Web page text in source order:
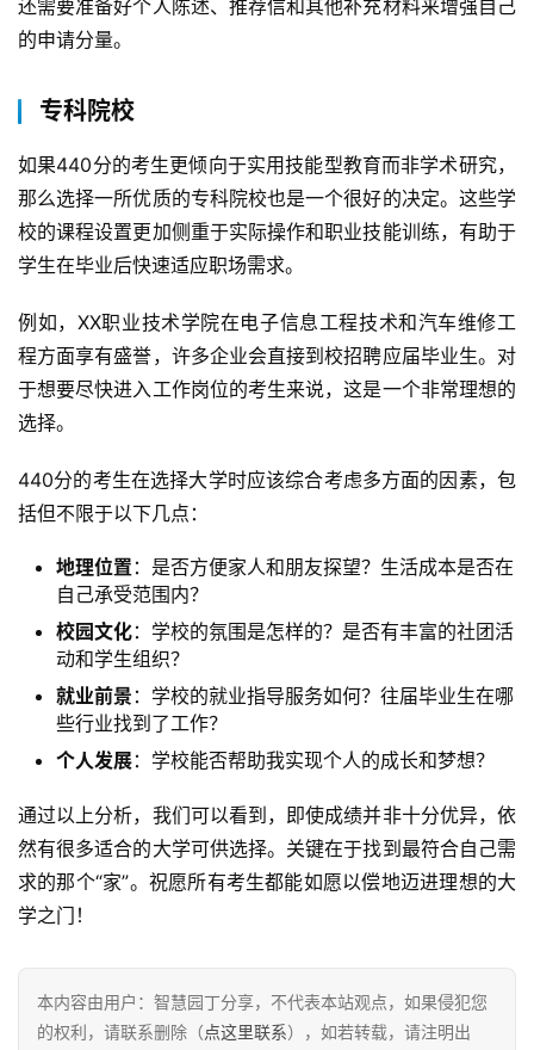
还需要准备好个人陈述、推荐信和其他补充材料来增强自己
的申请分量。
专科院校
如果440分的考生更倾向于实用技能型教育而非学术研究，
那么选择一所优质的专科院校也是一个很好的决定。这些学
校的课程设置更加侧重于实际操作和职业技能训练，有助于
学生在毕业后快速适应职场需求。
例如，XX职业技术学院在电子信息工程技术和汽车维修工
程方面享有盛誉，许多企业会直接到校招聘应届毕业生。对
于想要尽快进入工作岗位的考生来说，这是一个非常理想的
选择。
440分的考生在选择大学时应该综合考虑多方面的因素，包
括但不限于以下几点：
地理位置 ：是否方便家人和朋友探望？生活成本是否在
自己承受范围内？
校园文化：学校的氛围是怎样的？是否有丰富的社团活
动和学生组织？
就业前景 ：学校的就业指导服务如何？往届毕业生在哪
些行业找到了工作？
个人发展：学校能否帮助我实现个人的成长和梦想？
通过以上分析，我们可以看到，即使成绩并非十分优异，依
然有很多适合的大学可供选择。关键在于找到最符合自己需
求的那个“家”。祝愿所有考生都能如愿以偿地迈进理想的大
学之门！
本内容由用户：智慧园丁分享，不代表本站观点，如果侵犯您
的权利，请联系删除（点这里联系），如若转载，请注明出